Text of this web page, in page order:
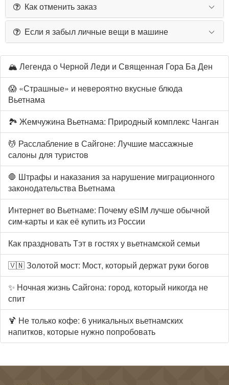
Как отменить заказ
Если я забыл личные вещи в машине
🏔️ Легенда о Черной Леди и Священная Гора Ба Ден
😱 «Страшные» и невероятно вкусные блюда
Вьетнама
🏞️ Жемчужина Вьетнама: Природный комплекс Чанган
💆 Расслабление в Сайгоне: Лучшие массажные
салоны для туристов
🛑 Штрафы и наказания за нарушение миграционного
законодательства Вьетнама
Интернет во Вьетнаме: Почему eSIM лучше обычной
сим-карты и как её купить из России
Как праздновать Тэт в гостях у вьетнамской семьи
🇻🇳 Золотой мост: Мост, который держат руки богов
✨ Ночная жизнь Сайгона: город, который никогда не
спит
🍹 Не только кофе: 6 уникальных вьетнамских
напитков, которые нужно попробовать